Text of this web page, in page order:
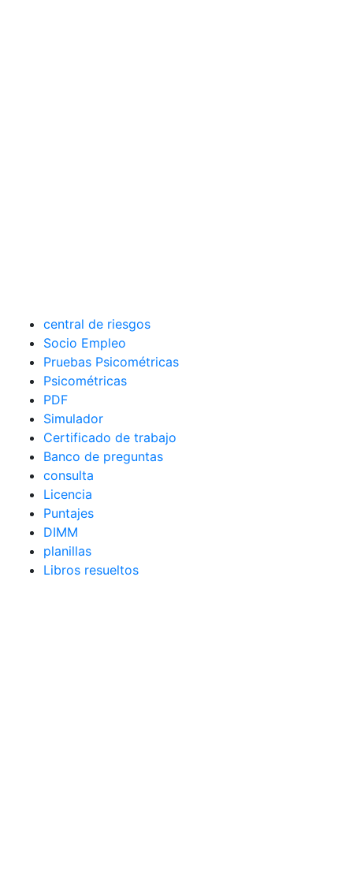
central de riesgos
Socio Empleo
Pruebas Psicométricas
Psicométricas
PDF
Simulador
Certificado de trabajo
Banco de preguntas
consulta
Licencia
Puntajes
DIMM
planillas
Libros resueltos